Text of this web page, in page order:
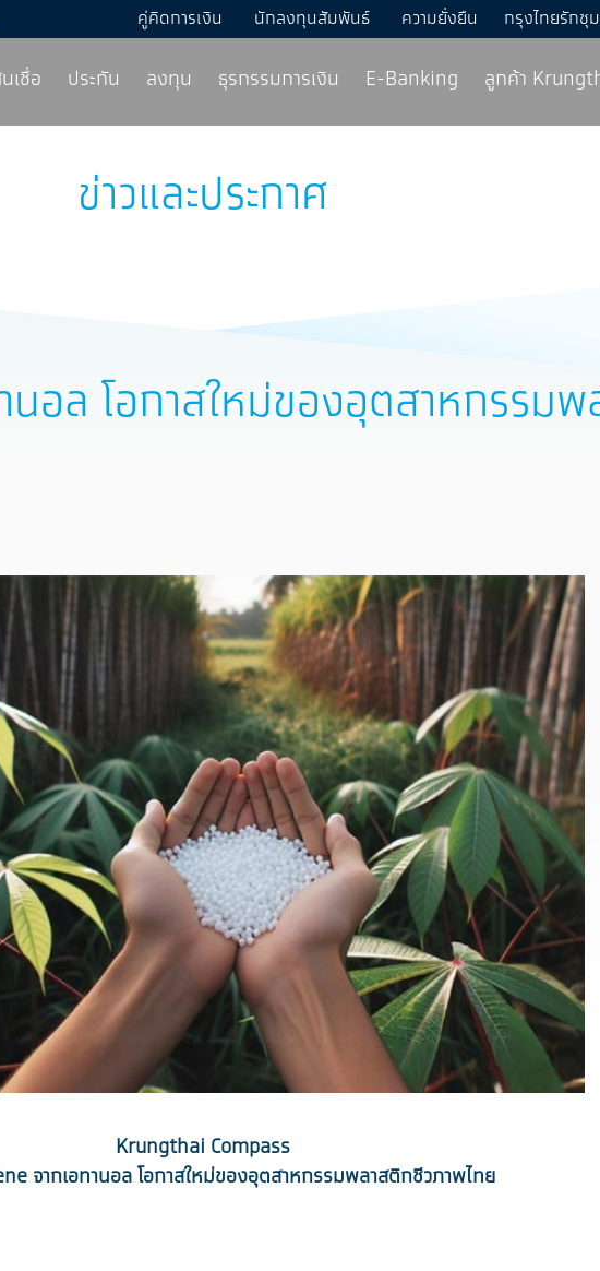
คู่คิดการเงิน นักลงทุนสัมพันธ์ ความยั่งยืน กรุงไทยรักชุ
เชื่อ ประกัน ลงทุน ธุรกรรมการเงิน E-Banking ลูกค้า
ข่าวและประกาศ
อล โอกาสใหม่ของอุตสาหกรรม
Krungthai Compass
จากเอทานอล โอกาสใหม่ของอุตสาหกรรมพลาสติกชีวภาพไทย